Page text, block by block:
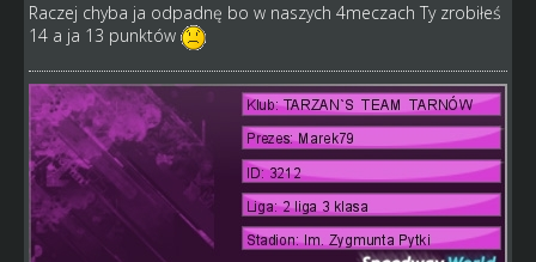
Raczej chyba ja odpadnę bo w naszych 4meczach Ty zrobiłeś
14 a ja 13 punktów